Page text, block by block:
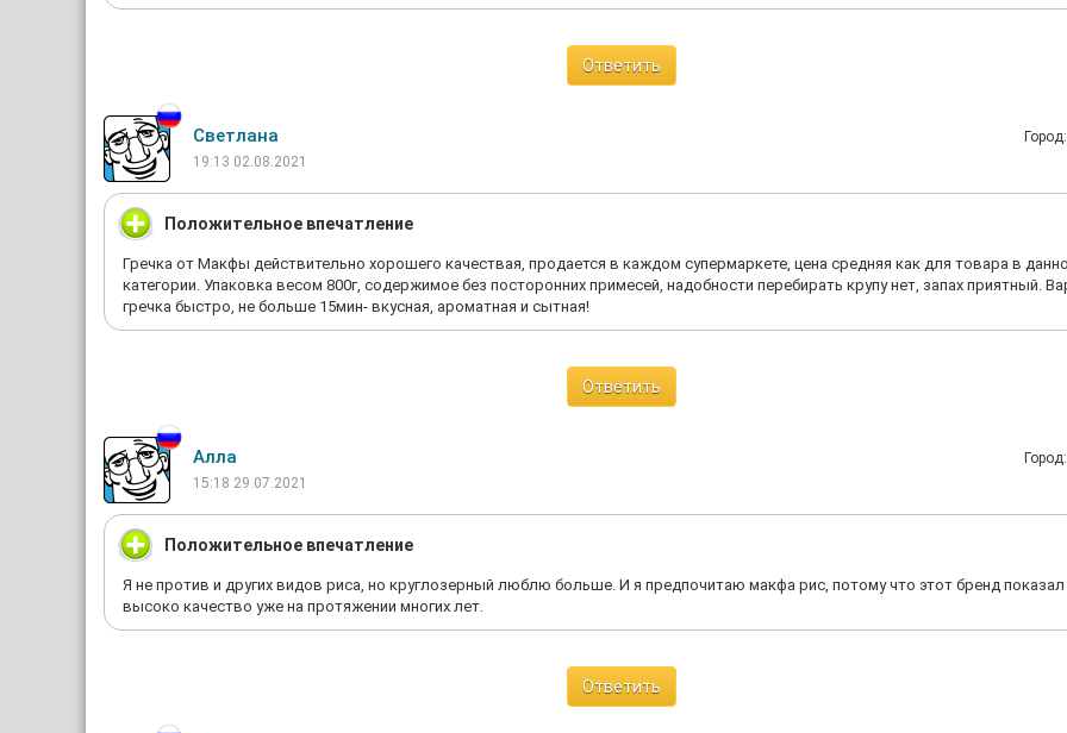
Ответить
Светлана
19:13 02.08.2021
Положительное впечатление
Гречка от Макфы действительно хорошего качествая, продается в каждом супермаркете, цена средняя как для товара в
категории. Упаковка весом 800г, содержимое без посторонних примесей, надобности перебирать крупу нет, запах приятный.
гречка быстро, не больше 15мин- вкусная, ароматная и сытная!
Ответить
Алла
15:18 29.07.2021
Положительное впечатление
Я не против и других видов риса, но круглозерный люблю больше. И я предпочитаю макфа рис, потому что этот бренд показал
высоко качество уже на протяжении многих лет.
Ответить